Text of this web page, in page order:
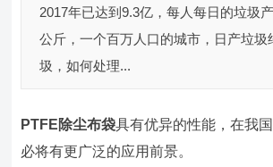
2017年已达到9.3亿，每人每日的垃圾
公斤，一个百万人口的城市，日产垃圾
圾，如何处理...
PTFE除尘布袋具有优异的性能，在我
必将有更广泛的应用前景。